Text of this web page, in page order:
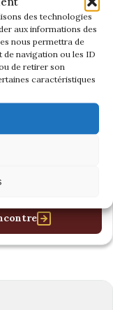
des technologies
aux informations des
nous permettra de
de navigation ou les ID
de retirer son
caractéristiques